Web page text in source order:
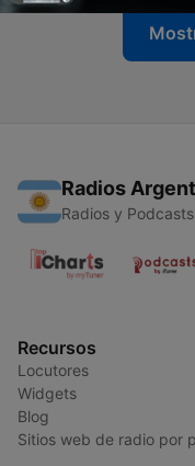
Radios
Radios y Podcasts
Recursos
Locutores
Widgets
Blog
Sitios web de radio por